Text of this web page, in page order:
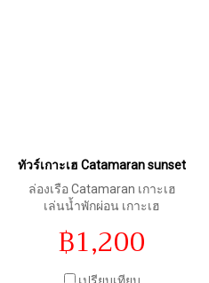
ทัวร์เกาะเฮ Catamaran sunset
ล่องเรือ Catamaran เกาะเฮ
เล่นน้ำพักผ่อน เกาะเฮ
จิบเครื่องดื่มชมพระอาทิตย์ลับ
ขอบฟ้า
฿1,200